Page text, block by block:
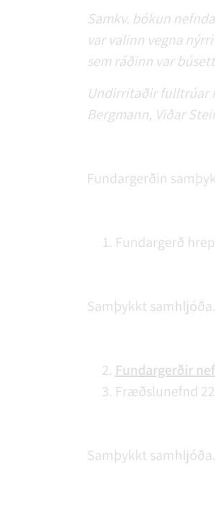
Samkv. bókun
var valinn vegna
sem ráðinn var
Undirritaðir fulltrúar
Bergmann, Viðar
Fundargerðin
Fundargerð
Samþykkt samhljóða.
Fundargerðir
Fræðslunefnd
Samþykkt samhljóða.